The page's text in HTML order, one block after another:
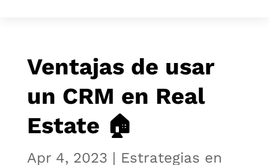
Ventajas de usar
un CRM en Real
Estate 🏠
Apr 4, 2023 | Estrategias en